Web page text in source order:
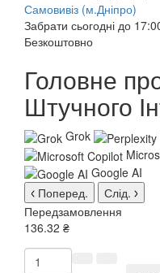
Самовивіз (м.Дніпро)
Забрати сьогодні до
Безкоштовно
Головне
Штучного
Grok
Google AI
Поперед.
Слід.
Передзамовлення
136.32 ₴